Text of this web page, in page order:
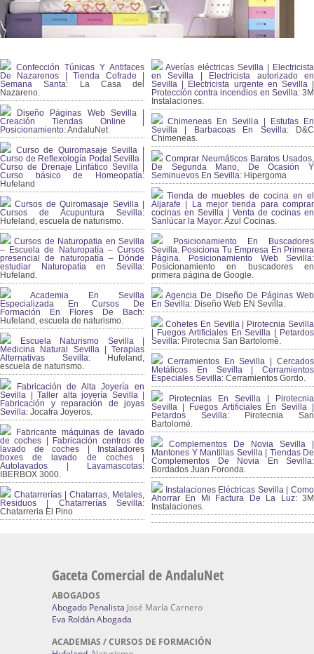
Confección Túnicas Y Antifaces
De Nazarenos | Tienda Cofrade |
Semana Santa: La Casa del
Nazareno.
Diseño Páginas Web Sevilla |
Creación Tiendas Online |
Posicionamiento:AndaluNet
Curso de Quiromasaje Sevilla |
Curso de Reflexología Podal Sevilla |
Curso de Drenaje Linfático Sevilla |
Curso básico de Homeopatía:
Hufeland
Cursos de Quiromasaje Sevilla |
Cursos de Acupuntura Sevilla:
Hufeland, escuela de naturismo.
Cursos de Naturopatia en Sevilla
– Escuela de Naturopatía – Cursos
presencial de naturopatía – Dónde
estudiar Naturopatía en Sevilla:
Hufeland.
Academia En Sevilla
Especializada En Cursos De
Formación En Flores De Bach:
Hufeland, escuela de naturismo.
Escuela Naturismo Sevilla |
Medicina Natural Sevilla | Terapias
Alternativas Sevilla: Hufeland,
escuela de naturismo.
Fabricación de Alta Joyería en
Sevilla | Taller alta joyería Sevilla |
Fabricación y reparación de joyas
Sevilla: Jocafra Joyeros.
Fabricante máquinas de lavado
de coches | Fabricación centros de
lavado de coches | Instaladores
boxes de lavado de coches |
Autolavados | Lavamascotas:
IBERBOX 3000.
Chatarrerías | Chatarras, Metales,
Residuos | Chatarrerías Sevilla:
Chatarreria El Pino
Averías eléctricas Sevilla | Electricista
en Sevilla | Electricista autorizado en
Sevilla | Electricista urgente en Sevilla |
Protección contra incendios en Sevilla:3M
Instalaciones.
Chimeneas En Sevilla | Estufas En
Sevilla | Barbacoas En Sevilla:D&C
Chimeneas.
Comprar Neumáticos Baratos Usados,
De Segunda Mano, De Ocasión Y
Seminuevos En Sevilla: Hipergoma
Tienda de muebles de cocina en el
Aljarafe | La mejor tienda para comprar
cocinas en Sevilla | Venta de cocinas en
Sanlúcar la Mayor:Azul Cocinas.
Posicionamiento En Buscadores
Sevilla. Posiciona Tu Empresa En Primera
Página. Posicionamiento Web Sevilla:
Posicionamiento en buscadores en
primera página de Google.
Agencia De Diseño De Páginas Web
En Sevilla: Diseño Web EN Sevilla.
Cohetes En Sevilla | Pirotecnia Sevilla
| Fuegos Artificiales En Sevilla | Petardos
Sevilla: Pirotecnia San Bartolomé.
Cerramientos En Sevilla | Cercados
Metálicos En Sevilla | Cerramientos
Especiales Sevilla: Cerramientos Gordo.
Pirotecnias En Sevilla | Pirotecnia
Sevilla | Fuegos Artificiales En Sevilla |
Petardos Sevilla: Pirotecnia San
Bartolomé.
Complementos De Novia Sevilla |
Mantones Y Mantillas Sevilla | Tiendas De
Complementos De Novia En Sevilla:
Bordados Juan Foronda.
Instalaciones Eléctricas Sevilla | Como
Ahorrar En Mi Factura De La Luz:3M
Instalaciones.
Gaceta Comercial de AndaluNet
ABOGADOS
Abogado Penalista José María Carnero
Eva Roldán Abogada
ACADEMIAS / CURSOS DE FORMACIÓN